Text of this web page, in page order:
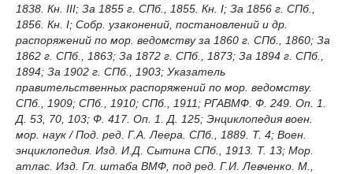
1838. Кн. III; За 1855 г. СПб., 1855. Кн. I; За 1856 г. СПб.,
1856. Кн. I; Собр. узаконений, постановлений и др.
распоряжений по мор. ведомству за 1860 г. СПб., 1860; За
1862 г. СПб., 1863; За 1872 г. СПб., 1873; За 1894 г. СПб.,
1894; За 1902 г. СПб., 1903; Указатель
правительственных распоряжений по мор. ведомству.
СПб., 1909; СПб., 1910; СПб., 1911; РГАВМФ. Ф. 249. Оп. 1.
Д. 53, 70, 103; Ф. 417. Оп. 1. Д. 125; Энциклопедия воен.
мор. наук / Под. ред. Г.А. Леера. СПб., 1889. Т. 4; Воен.
энциклопедия. Изд. И.Д. Сытина СПб., 1913. Т. 13; Мор.
атлас. Изд. Гл. штаба ВМФ, под ред. Г.И. Левченко. М.,